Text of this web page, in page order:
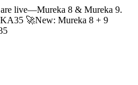
live—Mureka 8 & Mureka 9.
🚀New: Mureka 8 + 9